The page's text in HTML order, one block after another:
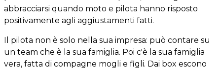
abbracciarsi quando moto e pilota hanno risposto
positivamente agli aggiustamenti fatti.
Il pilota non è solo nella sua impresa: può contare su
un team che è la sua famiglia. Poi c'è la sua famiglia
vera, fatta di compagne mogli e figli. Dai box escono